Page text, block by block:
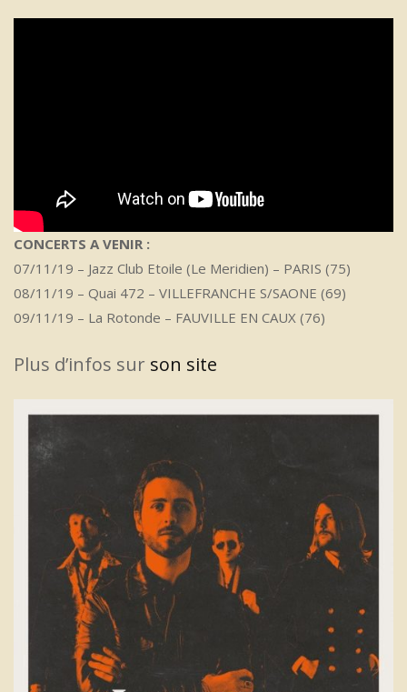
CONCERTS A VENIR :
07/11/19 – Jazz Club Etoile (Le Meridien) – PARIS (75)
08/11/19 – Quai 472 – VILLEFRANCHE S/SAONE (69)
09/11/19 – La Rotonde – FAUVILLE EN CAUX (76)
Plus d’infos sur son site